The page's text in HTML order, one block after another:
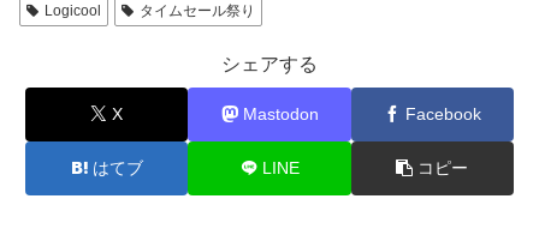
Logicool
タイムセール祭り
シェアする
X Mastodon Facebook
はてブ LINE コピー